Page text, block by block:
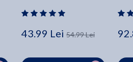
43.99 Lei 54.99 Lei